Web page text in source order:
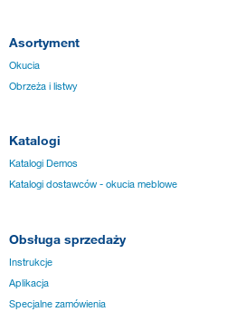
Asortyment
Okucia
Obrzeża i listwy
Katalogi
Katalogi Demos
Katalogi dostawców - okucia meblowe
Obsługa sprzedaży
Instrukcje
Aplikacja
Specjalne zamówienia